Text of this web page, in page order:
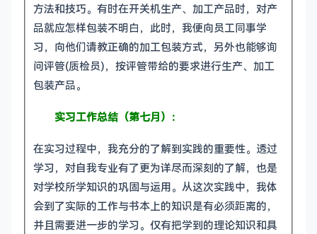
方法和技巧。有时在开关机生产、加工产品时，对产
品就应怎样包装不明白，此时，我便向员工同事学
习，向他们请教正确的加工包装方式，另外也能够询
问评管(质检员)，按评管带给的要求进行生产、加工
包装产品。
实习工作总结（第七月）：
在实习过程中，我充分的了解到实践的重要性。透过
学习，对自我专业有了更为详尽而深刻的了解，也是
对学校所学知识的巩固与运用。从这次实践中，我体
会到了实际的工作与书本上的知识是有必须距离的，
并且需要进一步的学习。仅有把学到的理论知识和具